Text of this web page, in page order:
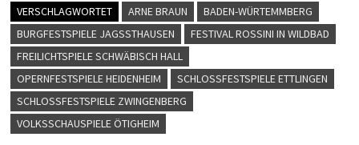
VERSCHLAGWORTET ARNE BRAUN
BADEN-WÜRTEMMBERG
BURGFESTSPIELE JAGSSTHAUSEN
FESTIVAL ROSSINI IN WILDBAD
FREILICHTSPIELE SCHWÄBISCH HALL
OPERNFESTSPIELE HEIDENHEIM
SCHLOSSFESTSPIELE ETTLINGEN
SCHLOSSFESTSPIELE ZWINGENBERG
VOLKSSCHAUSPIELE ÖTIGHEIM